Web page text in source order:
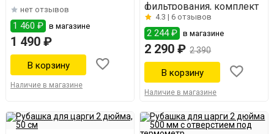
нет отзывов
1 460 ₽ в магазине
1 490 ₽
Наличие в магазине
фильтрования, комплект
4.3 |6 отзывов
2 244 ₽ в магазине
2 290 ₽ 2 390
Наличие в магазине